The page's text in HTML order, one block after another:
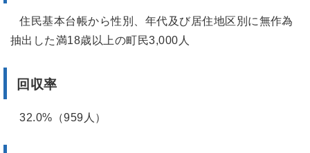
住民基本台帳から性別、年代及び居住地区別に無作為
抽出した満18歳以上の町民3,000人
回収率
32.0%（959人）